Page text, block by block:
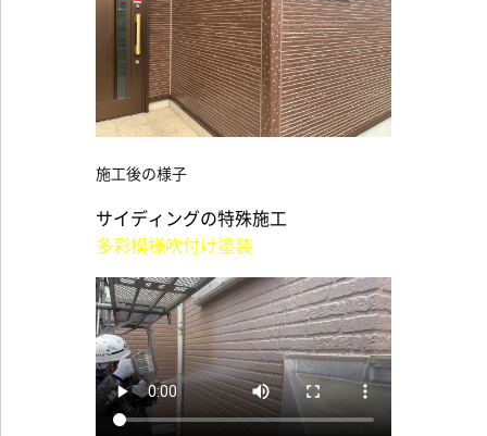
施工後の様子
サイディングの特殊施工
多彩模様吹付け塗装